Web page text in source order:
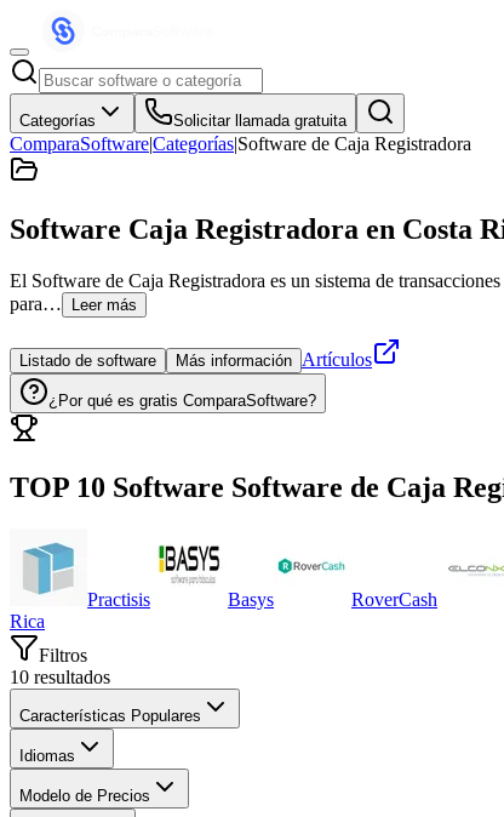
Categorías Solicitar llamada gratuita
ComparaSoftware|Categorías|Software de Caja Registradora
Software Caja Registradora en Costa
El Software de Caja Registradora es un sistema de
para…
Leer más
Listado de software Más información Artículos
¿Por qué es gratis ComparaSoftware?
TOP 10 Software Software de Caja
Practisis Basys RoverCash
Rica
Filtros
10 resultados
Características Populares
Idiomas
Modelo de Precios